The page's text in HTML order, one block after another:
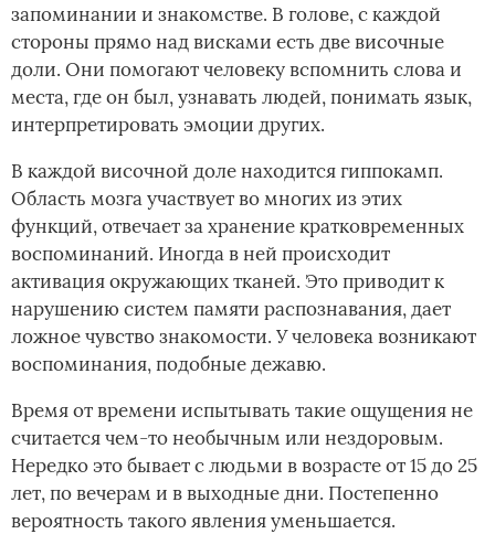
запоминании и знакомстве. В голове, с каждой
стороны прямо над висками есть две височные
доли. Они помогают человеку вспомнить слова и
места, где он был, узнавать людей, понимать язык,
интерпретировать эмоции других.
В каждой височной доле находится гиппокамп.
Область мозга участвует во многих из этих
функций, отвечает за хранение кратковременных
воспоминаний. Иногда в ней происходит
активация окружающих тканей. Это приводит к
нарушению систем памяти распознавания, дает
ложное чувство знакомости. У человека возникают
воспоминания, подобные дежавю.
Время от времени испытывать такие ощущения не
считается чем-то необычным или нездоровым.
Нередко это бывает с людьми в возрасте от 15 до 25
лет, по вечерам и в выходные дни. Постепенно
вероятность такого явления уменьшается.